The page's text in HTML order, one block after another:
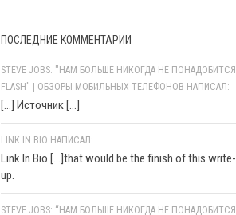
ПОСЛЕДНИЕ КОММЕНТАРИИ
STEVE JOBS: "НАМ БОЛЬШЕ НИКОГДА НЕ ПОНАДОБИТСЯ
FLASH" | ОБЗОРЫ МОБИЛЬНЫХ ТЕЛЕФОНОВ НАПИСАЛ:
[…] Источник […]
LINK IN BIO НАПИСАЛ:
Link In Bio [...]that would be the finish of this write-
up.
STEVE JOBS: “НАМ БОЛЬШЕ НИКОГДА НЕ ПОНАДОБИТСЯ